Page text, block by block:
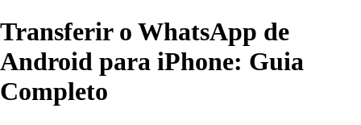
Transferir o WhatsApp de
Android para iPhone: Guia
Completo